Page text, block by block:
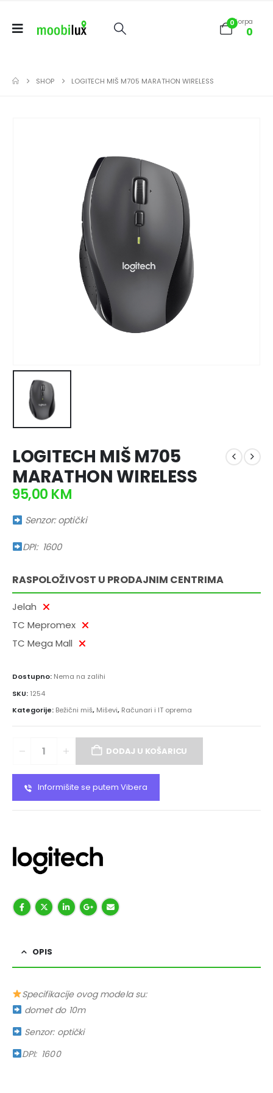
0Korpa
0
SHOP LOGITECH MIŠ M705 MARATHON WIRELESS
LOGITECH MIŠ M705
MARATHON WIRELESS
95,00 KM
Senzor: optički
DPI: 1600
RASPOLOŽIVOST U PRODAJNIM CENTRIMA
Jelah
TC Mepromex
TC Mega Mall
Dostupno: Nema na zalihi
SKU: 1254
Kategorije: Bežični miš, Miševi, Računari i IT oprema
DODAJ U KOŠARICU
Informišite se putem Vibera
OPIS
Specifikacije ovog modela su:
domet do 10m
Senzor: optički
DPI: 1600